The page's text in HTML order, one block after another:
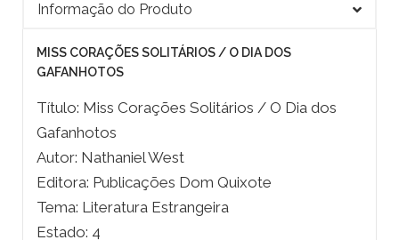
Informação do Produto
MISS CORAÇÕES SOLITÁRIOS / O DIA DOS
GAFANHOTOS
Título: Miss Corações Solitários / O Dia dos
Gafanhotos
Autor: Nathaniel West
Editora: Publicações Dom Quixote
Tema: Literatura Estrangeira
Estado: 4